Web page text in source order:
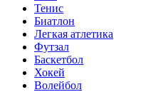
Тенис
Биатлон
Легкая атлетика
Футзал
Баскетбол
Хокей
Волейбол